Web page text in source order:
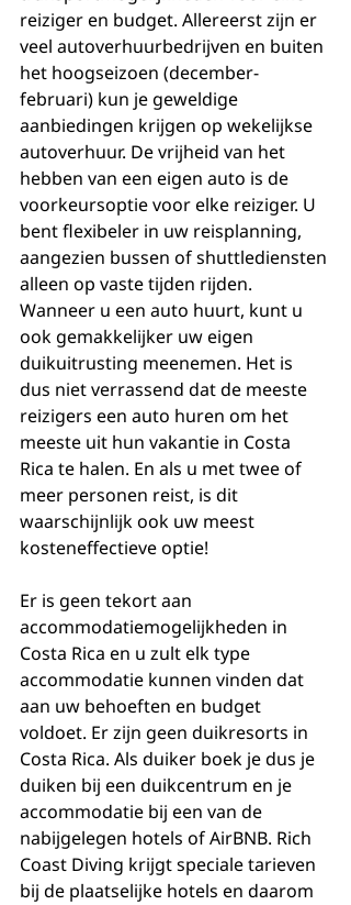
reiziger en budget. Allereerst zijn er
veel autoverhuurbedrijven en buiten
het hoogseizoen (december-
februari) kun je geweldige
aanbiedingen krijgen op wekelijkse
autoverhuur. De vrijheid van het
hebben van een eigen auto is de
voorkeursoptie voor elke reiziger. U
bent flexibeler in uw reisplanning,
aangezien bussen of shuttlediensten
alleen op vaste tijden rijden.
Wanneer u een auto huurt, kunt u
ook gemakkelijker uw eigen
duikuitrusting meenemen. Het is
dus niet verrassend dat de meeste
reizigers een auto huren om het
meeste uit hun vakantie in Costa
Rica te halen. En als u met twee of
meer personen reist, is dit
waarschijnlijk ook uw meest
kosteneffectieve optie!
Er is geen tekort aan
accommodatiemogelijkheden in
Costa Rica en u zult elk type
accommodatie kunnen vinden dat
aan uw behoeften en budget
voldoet. Er zijn geen duikresorts in
Costa Rica. Als duiker boek je dus je
duiken bij een duikcentrum en je
accommodatie bij een van de
nabijgelegen hotels of AirBNB. Rich
Coast Diving krijgt speciale tarieven
bij de plaatselijke hotels en daarom